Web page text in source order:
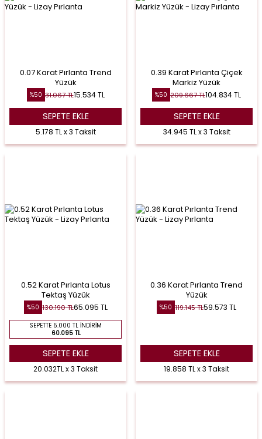
0.07 Karat Pırlanta Trend
Yüzük
%50 31.067TL15.534TL
SEPETE EKLE
5.178 TL x 3 Taksit
0.39 Karat Pırlanta Çiçek
Markiz Yüzük
%50 209.667TL104.834TL
SEPETE EKLE
34.945 TL x 3 Taksit
0.52 Karat Pırlanta Lotus
Tektaş Yüzük
%50 130.190TL65.095 TL
SEPETTE 5.000 TL İNDIRIM
60.095 TL
SEPETE EKLE
20.032TL x 3 Taksit
0.36 Karat Pırlanta Trend
Yüzük
%50 119.145TL59.573 TL
SEPETE EKLE
19.858 TL x 3 Taksit